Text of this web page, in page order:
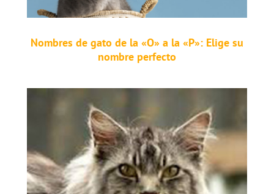
Nombres de gato de la «O» a la «P»: Elige su
nombre perfecto